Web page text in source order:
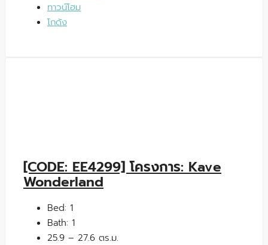
ทาวน์โฮม
โกดัง
[CODE: EE4299] โครงการ: Kave
Wonderland
Bed: 1
Bath: 1
25.9 – 27.6 ตร.ม.